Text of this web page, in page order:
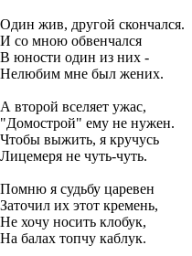
Один жив, другой скончался.
И со мною обвенчался
В юности один из них -
Нелюбим мне был жених.
А второй вселяет ужас,
"Домострой" ему не нужен.
Чтобы выжить, я кручусь
Лицемеря не чуть-чуть.
Помню я судьбу царевен
Заточил их этот кремень,
Не хочу носить клобук,
На балах топчу каблук.